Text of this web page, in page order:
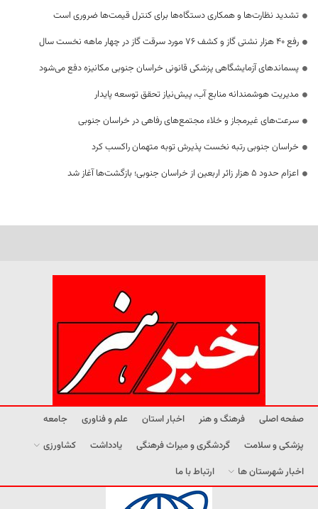
تشدید نظارت‌ها و همکاری دستگاه‌ها برای کنترل قیمت‌ها ضروری است
رفع 40 هزار نشتی گاز و کشف 76 مورد سرقت گاز در چهار ماهه نخست سال
پسماندهای آزمایشگاهی پزشکی قانونی خراسان جنوبی مکانیزه دفع می‌شود
مدیریت هوشمندانه منابع آب، پیش‌نیاز تحقق توسعه پایدار
سرعت‌های غیرمجاز و خلاء مجتمع‌های رفاهی در خراسان جنوبی
خراسان جنوبی رتبه نخست پذیرش توبه متهمان راکسب کرد
اعزام حدود 5 هزار زائر اربعین از خراسان جنوبی؛ بازگشت‌ها آغاز شد
صفحه اصلی فرهنگ و هنر اخبار استان علم و فناوری
جامعه
پزشکی و سلامت
گردشگری و میراث فرهنگی یادداشت
کشاورزی
اخبار شهرستان ها
ارتباط با ما